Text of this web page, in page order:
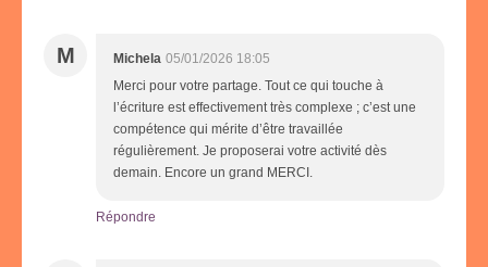
M Michela 05/01/2026 18:05
Merci pour votre partage. Tout ce qui touche à
l’écriture est effectivement très complexe ; c’est une
compétence qui mérite d’être travaillée
régulièrement. Je proposerai votre activité dès
demain. Encore un grand MERCI.
Répondre